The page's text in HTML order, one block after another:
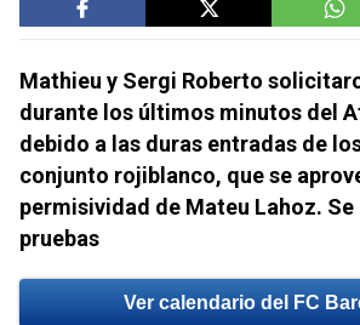
Mathieu y Sergi Roberto
durante los últimos minutos del
debido a las duras entradas de
conjunto rojiblanco, que se
permisividad de Mateu Lahoz.
pruebas
Ver calendario del FC